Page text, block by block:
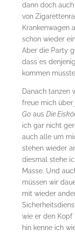
dann doch
von
Krankenwagen
schon wieder
Aber die Party
dass es
kommen
Danach tanzen
freue mich über
Goaus Die
ich gar nicht
auch alle um
stehen wieder
diesmal stehe
Masse. Und
müssen wir
mit wieder
wie er den Kopf
hin kenne ich